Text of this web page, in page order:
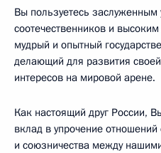
Вы пользуетесь
соотечественников и
мудрый и опытный
делающий для развития
интересов на мировой арене.
Как настоящий друг России,
вклад в упрочение отношений
и союзничества между